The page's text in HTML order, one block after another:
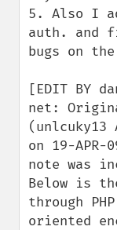
5. Also I
auth. and
bugs on
[EDIT BY
net:
(unlcuky13
on 19-
note was
Below is
through
oriented